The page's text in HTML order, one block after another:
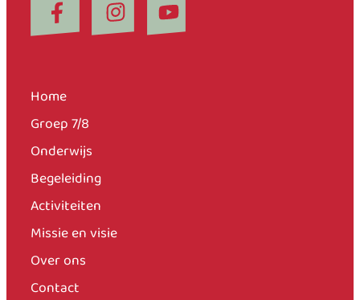
Home
Groep 7/8
Onderwijs
Begeleiding
Activiteiten
Missie en visie
Over ons
Contact